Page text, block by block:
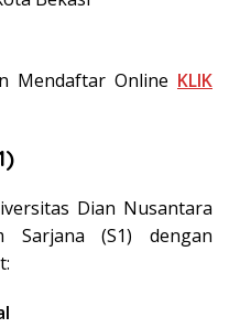
Mendaftar Online KLIK
Dian Nusantara
Sarjana (S1) dengan